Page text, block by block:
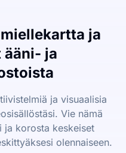
ja
ääni- ja
ja visuaalisia
Vie nämä
ja korosta keskeiset
olennaiseen.